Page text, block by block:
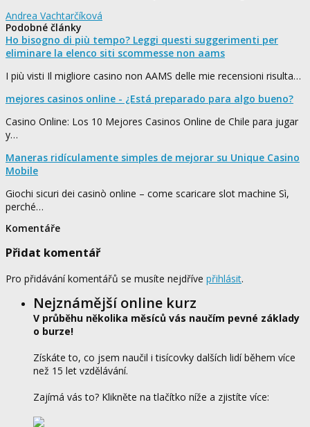
Andrea Vachtarčíková
Podobné články
Ho bisogno di più tempo? Leggi questi suggerimenti per
eliminare la elenco siti scommesse non aams
I più visti Il migliore casino non AAMS delle mie recensioni risulta…
mejores casinos online - ¿Está preparado para algo bueno?
Casino Online: Los 10 Mejores Casinos Online de Chile para jugar
y…
Maneras ridículamente simples de mejorar su Unique Casino
Mobile
Giochi sicuri dei casinò online – come scaricare slot machine Sì,
perché…
Komentáře
Přidat komentář
Pro přidávání komentářů se musíte nejdříve přihlásit.
Nejznámější online kurz
V průběhu několika měsíců vás naučím pevné základy
o burze!
Získáte to, co jsem naučil i tisícovky dalších lidí během více
než 15 let vzdělávání.
Zajímá vás to? Klikněte na tlačítko níže a zjistíte více: